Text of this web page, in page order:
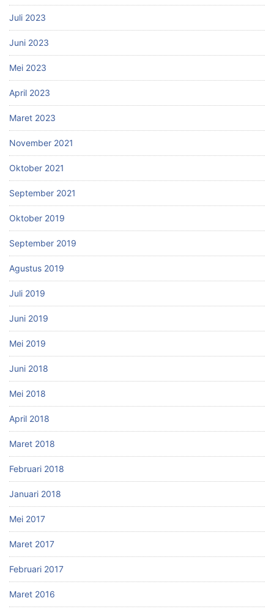
Juli 2023
Juni 2023
Mei 2023
April 2023
Maret 2023
November 2021
Oktober 2021
September 2021
Oktober 2019
September 2019
Agustus 2019
Juli 2019
Juni 2019
Mei 2019
Juni 2018
Mei 2018
April 2018
Maret 2018
Februari 2018
Januari 2018
Mei 2017
Maret 2017
Februari 2017
Maret 2016